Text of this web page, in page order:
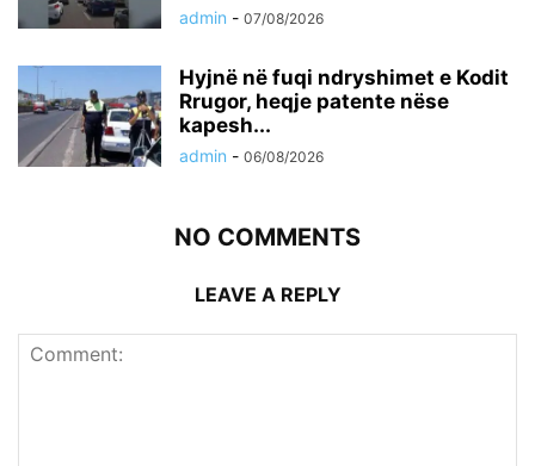
admin - 07/08/2026
Hyjnë në fuqi ndryshimet e Kodit
Rrugor, heqje patente nëse
kapesh...
admin - 06/08/2026
NO COMMENTS
LEAVE A REPLY